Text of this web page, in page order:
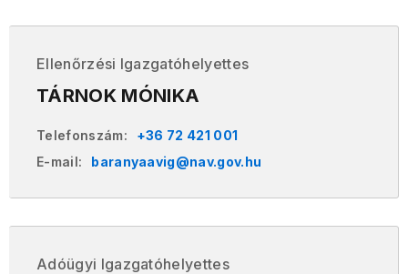
Ellenőrzési Igazgatóhelyettes
TÁRNOK MÓNIKA
Telefonszám:
+36 72 421 001
E-mail:
baranyaavig@nav.gov.hu
Adóügyi Igazgatóhelyettes